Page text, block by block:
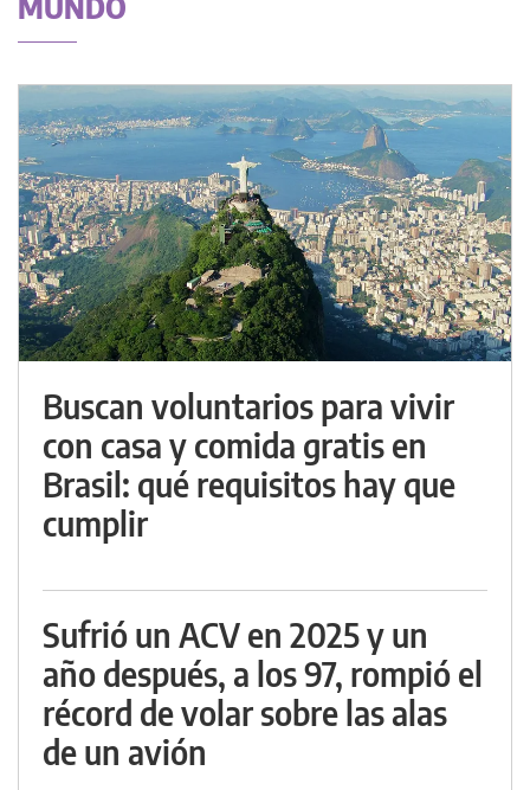
Buscan voluntarios para vivir
con casa y comida gratis en
Brasil: qué requisitos hay que
cumplir
Sufrió un ACV en 2025 y un
año después, a los 97, rompió el
récord de volar sobre las alas
de un avión